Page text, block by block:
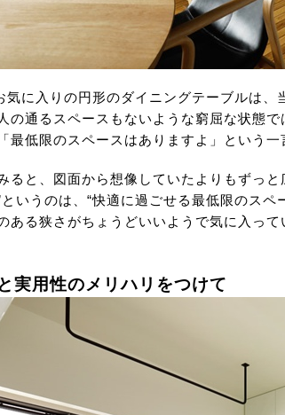
気に入りの円形のダイニングテーブルは
の通るスペースもないような窮屈な状態
最低限のスペースはありますよ」という一
ると、図面から想像していたよりもずっ
いうのは、“快適に過ごせる最低限のス
ある狭さがちょうどいいようで気に入っ
実用性のメリハリをつけて